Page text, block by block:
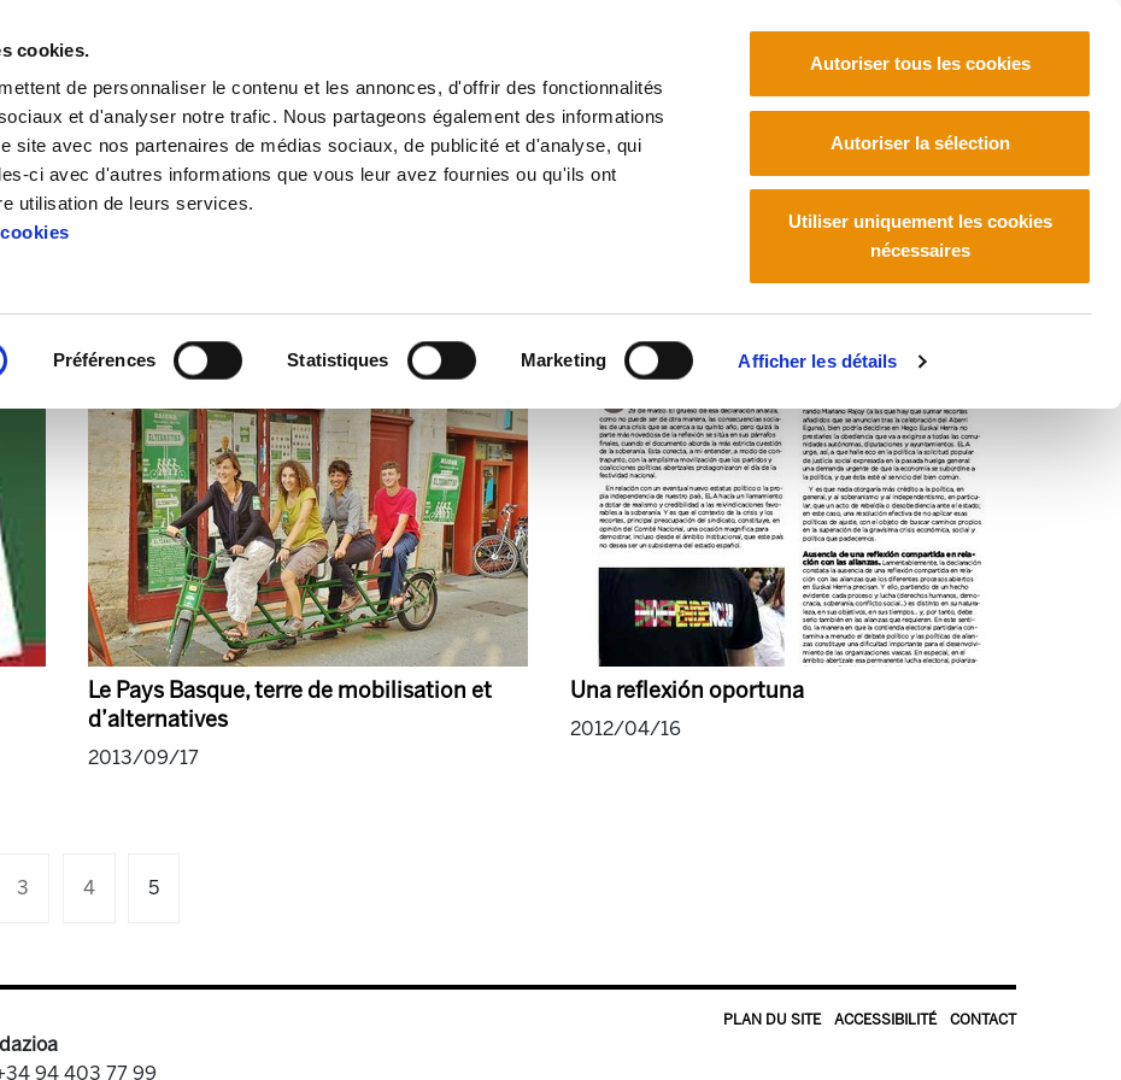
cookies.
de personnaliser le contenu et les annonces, d'offrir des fonctionnalités
et d'analyser notre trafic. Nous partageons également des informations
site avec nos partenaires de médias sociaux, de publicité et d'analyse, qui
ci avec d'autres informations que vous leur avez fournies ou qu'ils ont
utilisation de leurs services.
Préférences Statistiques Marketing Afficher les détails
Autoriser tous les cookies
Autoriser la sélection
Utiliser uniquement les cookies
nécessaires
Le Pays Basque, terre de mobilisation et
d’alternatives
2013/09/17
Una reflexión oportuna
2012/04/16
3 4 5
PLAN DU SITE ACCESSIBILITÉ CONTACT
94 403 77 99